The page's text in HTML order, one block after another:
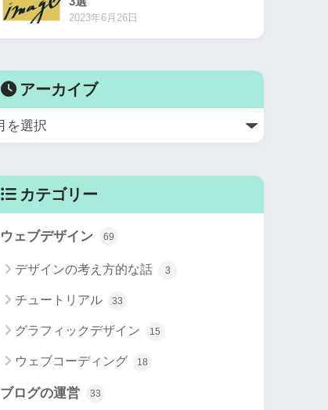
2023年6月26日
アーカイブ
カテゴリー
ウェブデザイン 69
デザインの考え方的な話 3
チュートリアル 33
グラフィックデザイン 15
ウェブコーディング 18
ブログの運営 33